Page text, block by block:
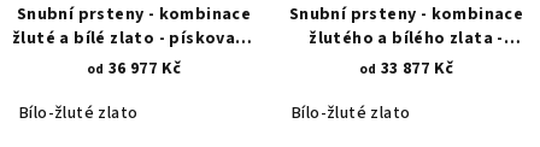
Snubní prsteny - kombinace
žluté a bílé zlato - pískované
linie nekonečna 1211
od 36 977 Kč
Bílo-žluté zlato
Snubní prsteny - kombinace
žlutého a bílého zlata -
klikatá linie 1212
od 33 877 Kč
Bílo-žluté zlato